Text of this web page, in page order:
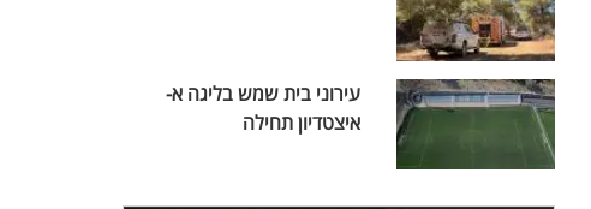
עירוני בית שמש בליגה א-
איצטדיון תחילה